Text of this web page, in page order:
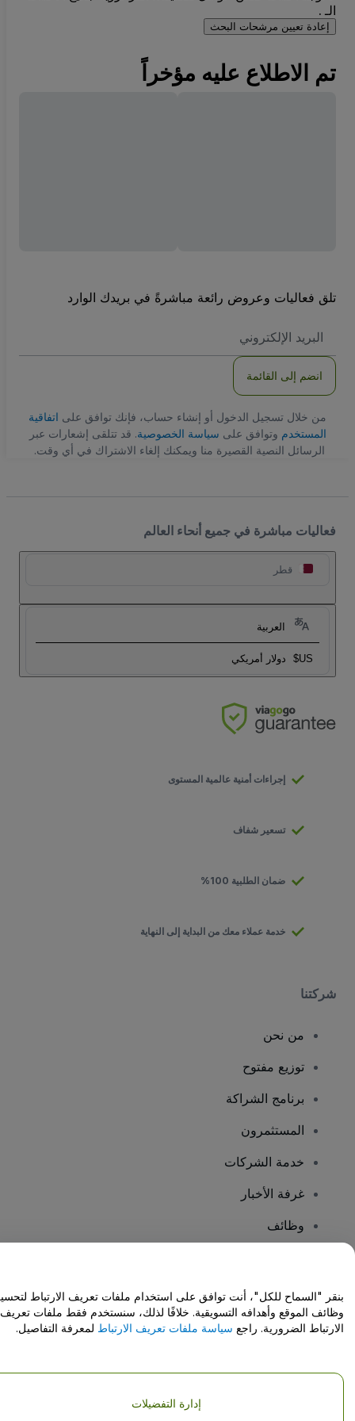
الـ .
إعادة تعيين مرشحات البحث
تم الاطلاع عليه مؤخراً
تلق فعاليات وعروض رائعة مباشرةً في بريدك الوارد
الاكتروني
انضم إلى القائمة
من خلال تسجيل الدخول أو إنشاء حساب، فإنك توافق على اتفاقية
المستخدم وتوافق على سياسة الخصوصية. قد تتلقى إشعارات عبر
الرسائل النصية القصيرة منا ويمكنك إلغاء الاشتراك في أي وقت.
فعاليات مباشرة في جميع أنحاء العالم
قطر
العربية
US$ دولار أمريكي
إجراءات أمنية عالمية المستوى
تسعير شفاف
ضمان الطلبية 100%
خدمة عملاء معك من البداية إلى النهاية
شركتنا
من نحن
توزيع مفتوح
برنامج الشراكة
المستثمرون
خدمة الشركات
غرفة الأخبار
وظائف
مركز المساعدة / اتصل بنا
حقوق النشر © شركة فياجوجو المحدودة 2026
تفاصيل الشركة
بنقر "السماح للكل"، أنت توافق على استخدام ملفات تعريف الارتباط
وظائف الموقع وأهدافه التسويقية. خلافًا لذلك، سنستخدم فقط ملفات تعريف
الارتباط الضرورية. راجع سياسة ملفات تعريف الارتباط لمعرفة التفاصيل.
إدارة التفضيلات